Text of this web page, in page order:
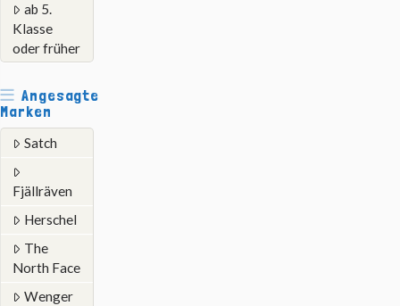
ab 5.
Klasse
oder früher
Angesagte
Marken
Satch
Fjällräven
Herschel
The
North Face
Wenger